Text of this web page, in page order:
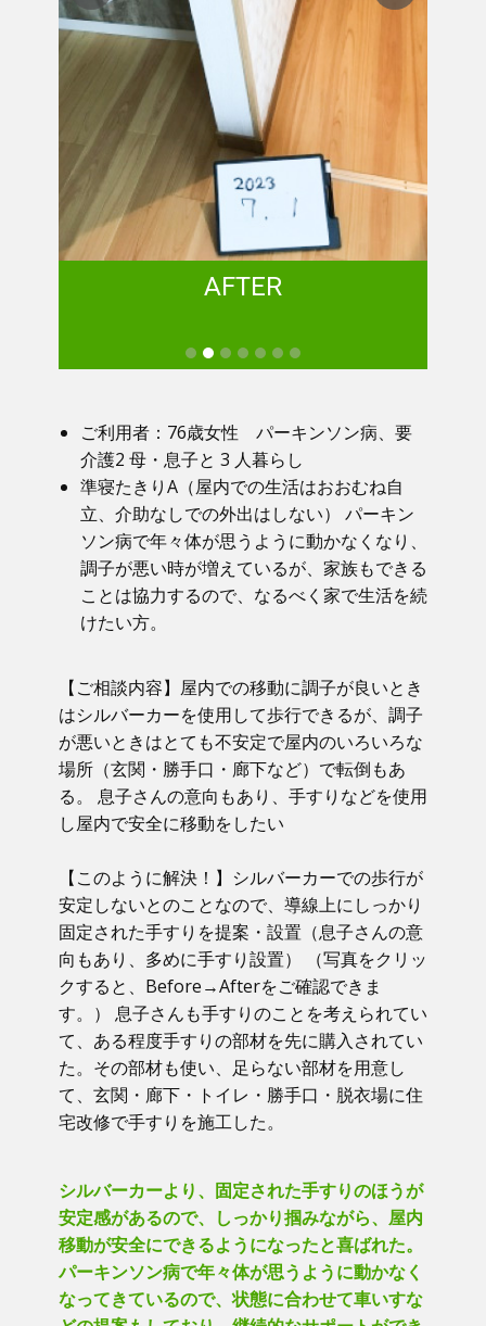
AFTER
ご利用者：​76歳女性 パーキンソン病、要
介護2 母・息子と 3 人暮らし
準寝たきりA（屋内での生活はおおむね自
立、介助なしでの外出はしない） パーキン
ソン病で年々体が思うように動かなくなり、
調子が悪い時が増えているが、家族もできる
ことは協力するので、なるべく家で生活を続
けたい方。
【ご相談内容】​屋内での移動に調子が良いとき
はシルバーカーを使用して歩行できるが、調子
が悪いときはとても不安定で屋内のいろいろな
場所（玄関・勝手口・廊下など）で転倒もあ
る。 息子さんの意向もあり、手すりなどを使用
し屋内で安全に移動をしたい
【このように解決！】​シルバーカーでの歩行が
安定しないとのことなので、導線上にしっかり
固定された手すりを提案・設置（息子さんの意
向もあり、多めに手すり設置） （写真をクリッ
クすると、Before→Afterをご確認できま
す。） ​息子さんも手すりのことを考えられてい
て、ある程度手すりの部材を先に購入されてい
た。その部材も使い、足らない部材を用意し
て、玄関・廊下・トイレ・勝手口・脱衣場に住
宅改修で手すりを施工した。
シルバーカーより、固定された手すりのほうが
安定感があるので、しっかり掴みながら、屋内
移動が安全にできるようになったと喜ばれた。
パーキンソン病で年々体が思うように動かなく
なってきているので、状態に合わせて車いすな